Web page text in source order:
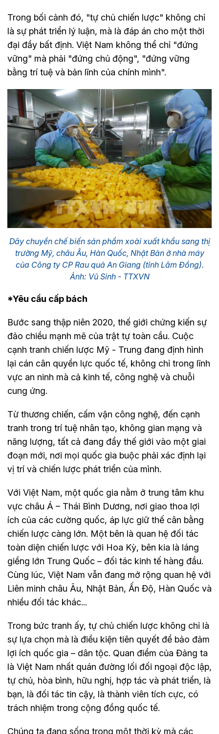
Trong bối cảnh đó, "tự chủ chiến lược" không chỉ
là sự phát triển lý luận, mà là đáp án cho một thời
đại đầy bất định. Việt Nam không thể chỉ "đứng
vững" mà phải "đứng chủ động", "đứng vững
bằng trí tuệ và bản lĩnh của chính mình".
Dây chuyền chế biến sản phẩm xoài xuất khẩu sang thị
trường Mỹ, châu Âu, Hàn Quốc, Nhật Bản ở nhà máy
của Công ty CP Rau quả An Giang (tỉnh Lâm Đồng).
Ảnh: Vũ Sinh - TTXVN
*Yêu cầu cấp bách
Bước sang thập niên 2020, thế giới chứng kiến sự
đảo chiều mạnh mẽ của trật tự toàn cầu. Cuộc
cạnh tranh chiến lược Mỹ - Trung đang định hình
lại cán cân quyền lực quốc tế, không chỉ trong lĩnh
vực an ninh mà cả kinh tế, công nghệ và chuỗi
cung ứng.
Từ thương chiến, cấm vận công nghệ, đến cạnh
tranh trong trí tuệ nhân tạo, không gian mạng và
năng lượng, tất cả đang đẩy thế giới vào một giai
đoạn mới, nơi mọi quốc gia buộc phải xác định lại
vị trí và chiến lược phát triển của mình.
Với Việt Nam, một quốc gia nằm ở trung tâm khu
vực châu Á – Thái Bình Dương, nơi giao thoa lợi
ích của các cường quốc, áp lực giữ thế cân bằng
chiến lược càng lớn. Một bên là quan hệ đối tác
toàn diện chiến lược với Hoa Kỳ, bên kia là láng
giềng lớn Trung Quốc – đối tác kinh tế hàng đầu.
Cùng lúc, Việt Nam vẫn đang mở rộng quan hệ với
Liên minh châu Âu, Nhật Bản, Ấn Độ, Hàn Quốc và
nhiều đối tác khác...
Trong bức tranh ấy, tự chủ chiến lược không chỉ là
sự lựa chọn mà là điều kiện tiên quyết để bảo đảm
lợi ích quốc gia – dân tộc. Quan điểm của Đảng ta
là Việt Nam nhất quán đường lối đối ngoại độc lập,
tự chủ, hòa bình, hữu nghị, hợp tác và phát triển, là
bạn, là đối tác tin cậy, là thành viên tích cực, có
trách nhiệm trong cộng đồng quốc tế.
Chúng ta đang sống trong một thời kỳ mà các